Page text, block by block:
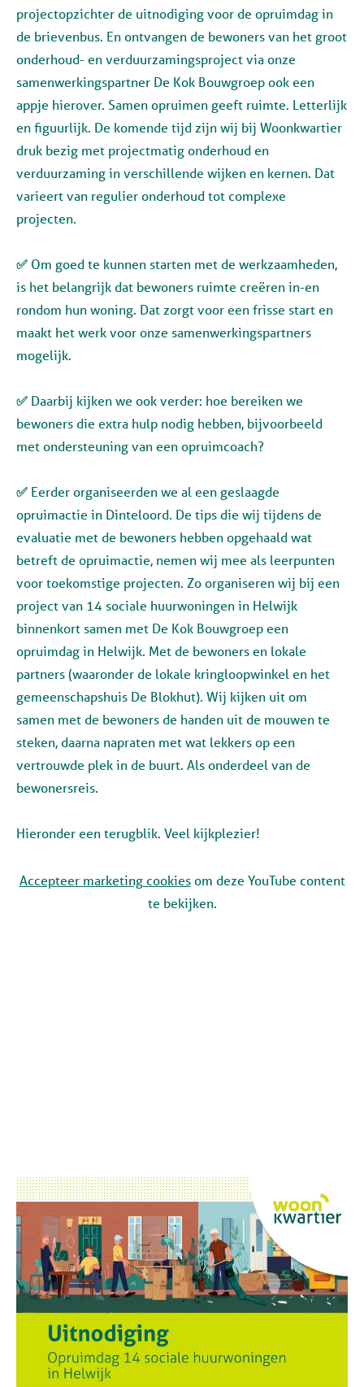
projectopzichter de uitnodiging voor de opruimdag in
de brievenbus. En ontvangen de bewoners van het groot
onderhoud- en verduurzamingsproject via onze
samenwerkingspartner De Kok Bouwgroep ook een
appje hierover. Samen opruimen geeft ruimte. Letterlijk
en figuurlijk. De komende tijd zijn wij bij Woonkwartier
druk bezig met projectmatig onderhoud en
verduurzaming in verschillende wijken en kernen. Dat
varieert van regulier onderhoud tot complexe
projecten.
✅ Om goed te kunnen starten met de werkzaamheden,
is het belangrijk dat bewoners ruimte creëren in-en
rondom hun woning. Dat zorgt voor een frisse start en
maakt het werk voor onze samenwerkingspartners
mogelijk.
✅ Daarbij kijken we ook verder: hoe bereiken we
bewoners die extra hulp nodig hebben, bijvoorbeeld
met ondersteuning van een opruimcoach?
✅ Eerder organiseerden we al een geslaagde
opruimactie in Dinteloord. De tips die wij tijdens de
evaluatie met de bewoners hebben opgehaald wat
betreft de opruimactie, nemen wij mee als leerpunten
voor toekomstige projecten. Zo organiseren wij bij een
project van 14 sociale huurwoningen in Helwijk
binnenkort samen met De Kok Bouwgroep een
opruimdag in Helwijk. Met de bewoners en lokale
partners (waaronder de lokale kringloopwinkel en het
gemeenschapshuis De Blokhut). Wij kijken uit om
samen met de bewoners de handen uit de mouwen te
steken, daarna napraten met wat lekkers op een
vertrouwde plek in de buurt. Als onderdeel van de
bewonersreis.
Hieronder een terugblik. Veel kijkplezier!
Accepteer marketing cookiesom deze YouTube content
te bekijken.